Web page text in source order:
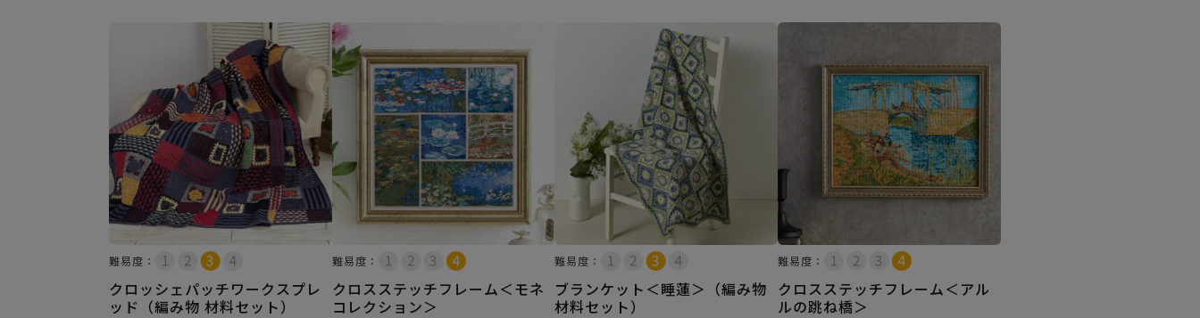
難易度：
クロッシェパッチワークスプレ
ッド（編み物 材料セット）
難易度：
クロスステッチフレーム＜モネ
コレクション＞
難易度：
ブランケット＜睡蓮＞（編み物
材料セット）
難易度：
クロスステッチフレーム＜アル
ルの跳ね橋＞